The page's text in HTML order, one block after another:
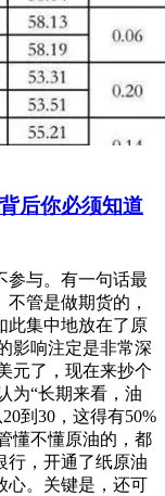
后你必须知道
参与。有一句话最
管是做期货的，
此集中地放在了原
影响注定是非常深
元了，现在来抄个
为“长期来看，油
到30，这得有50%
懂不懂原油的，都
行，开通了纸原油
心。关键是，还可